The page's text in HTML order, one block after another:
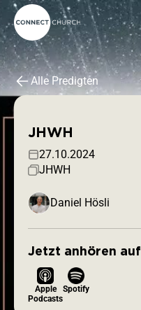
Alle Predigten
JHWH
27.10.2024
JHWH
Daniel Hösli
Jetzt anhören auf
Apple
Podcasts
Spotify